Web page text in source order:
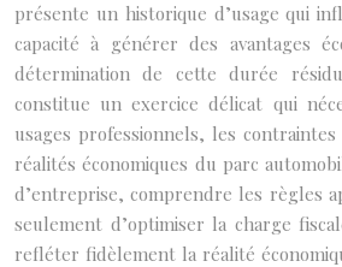
présente un historique d’usage qui
capacité à générer des avantages
détermination de cette durée
constitue un exercice délicat qui
usages professionnels, les
réalités économiques du parc
d’entreprise, comprendre les règles
seulement d’optimiser la charge
refléter fidèlement la réalité